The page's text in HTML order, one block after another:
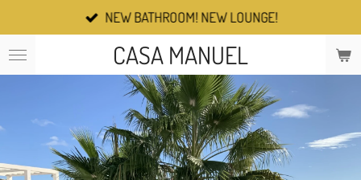
direct
naar
de
CASA MANUEL
NEW BATHROOM! NEW LOUNGE!